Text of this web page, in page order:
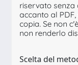
riservato senza
accanto al
copia. Se non
non renderlo
Scelta del